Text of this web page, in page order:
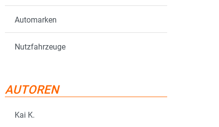
Automarken
Nutzfahrzeuge
AUTOREN
Kai K.